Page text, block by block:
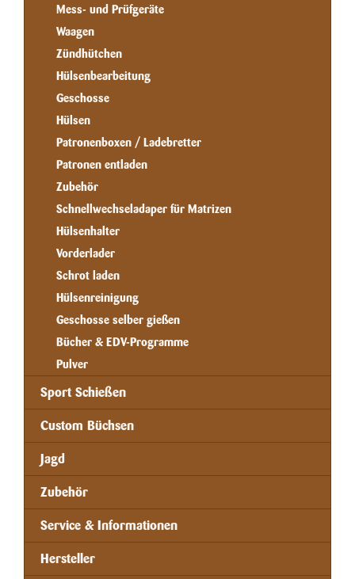
Mess- und Prüfgeräte
Waagen
Zündhütchen
Hülsenbearbeitung
Geschosse
Hülsen
Patronenboxen / Ladebretter
Patronen entladen
Zubehör
Schnellwechseladaper für Matrizen
Hülsenhalter
Vorderlader
Schrot laden
Hülsenreinigung
Geschosse selber gießen
Bücher & EDV-Programme
Pulver
Sport Schießen
Custom Büchsen
Jagd
Zubehör
Service & Informationen
Hersteller